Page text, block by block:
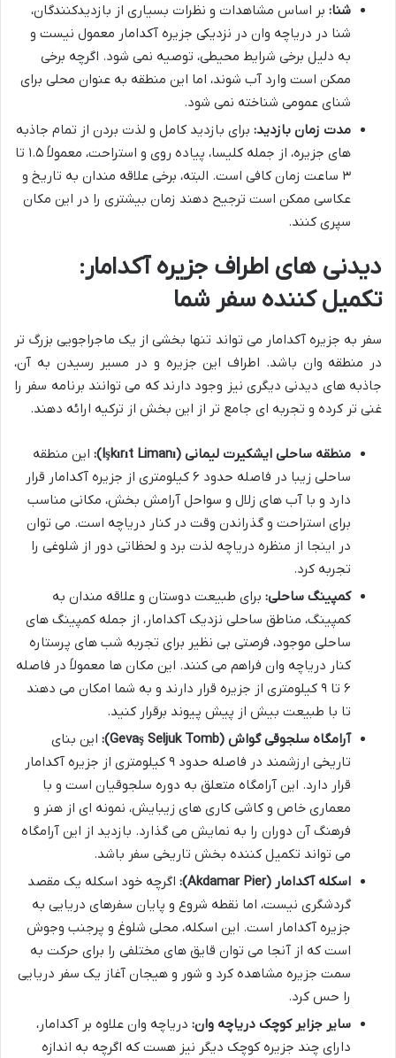
شنا: بر اساس مشاهدات و نظرات بسیاری از بازدیدکنندگان،
شنا در دریاچه وان در نزدیکی جزیره آکدامار معمول نیست و
به دلیل برخی شرایط محیطی، توصیه نمی شود. اگرچه برخی
ممکن است وارد آب شوند، اما این منطقه به عنوان محلی برای
شنای عمومی شناخته نمی شود.
مدت زمان بازدید: برای بازدید کامل و لذت بردن از تمام جاذبه
های جزیره، از جمله کلیسا، پیاده روی و استراحت، معمولاً ۱.۵ تا
۳ ساعت زمان کافی است. البته، برخی علاقه مندان به تاریخ و
عکاسی ممکن است ترجیح دهند زمان بیشتری را در این مکان
سپری کنند.
دیدنی های اطراف جزیره آکدامار:
تکمیل کننده سفر شما
سفر به جزیره آکدامار می تواند تنها بخشی از یک ماجراجویی بزرگ تر
در منطقه وان باشد. اطراف این جزیره و در مسیر رسیدن به آن،
جاذبه های دیدنی دیگری نیز وجود دارند که می توانند برنامه سفر را
غنی تر کرده و تجربه ای جامع تر از این بخش از ترکیه ارائه دهند.
منطقه ساحلی ایشکیرت لیمانی (Işkırıt Limanı):
این منطقه
ساحلی زیبا در فاصله حدود ۶ کیلومتری از جزیره آکدامار قرار
دارد و با آب های زلال و سواحل آرامش بخش، مکانی مناسب
برای استراحت و گذراندن وقت در کنار دریاچه است. می توان
در اینجا از منظره دریاچه لذت برد و لحظاتی دور از شلوغی را
تجربه کرد.
کمپینگ ساحلی: برای طبیعت دوستان و علاقه مندان به
کمپینگ، مناطق ساحلی نزدیک آکدامار، از جمله کمپینگ های
ساحلی موجود، فرصتی بی نظیر برای تجربه شب های پرستاره
کنار دریاچه وان فراهم می کنند. این مکان ها معمولاً در فاصله
۶ تا ۹ کیلومتری از جزیره قرار دارند و به شما امکان می دهند
تا با طبیعت بیش از پیش پیوند برقرار کنید.
آرامگاه سلجوقی گواش (Gevaş Seljuk Tomb):
این بنای
تاریخی ارزشمند در فاصله حدود ۹ کیلومتری از جزیره آکدامار
قرار دارد. این آرامگاه متعلق به دوره سلجوقیان است و با
معماری خاص و کاشی کاری های زیبایش، نمونه ای از هنر و
فرهنگ آن دوران را به نمایش می گذارد. بازدید از این آرامگاه
می تواند تکمیل کننده بخش تاریخی سفر باشد.
اسکله آکدامار (Akdamar Pier):
اگرچه خود اسکله یک مقصد
گردشگری نیست، اما نقطه شروع و پایان سفرهای دریایی به
جزیره آکدامار است. این اسکله، محلی شلوغ و پرجنب وجوش
است که از آنجا می توان قایق های مختلفی را برای حرکت به
سمت جزیره مشاهده کرد و شور و هیجان آغاز یک سفر دریایی
را حس کرد.
سایر جزایر کوچک دریاچه وان: دریاچه وان علاوه بر آکدامار،
دارای چند جزیره کوچک دیگر نیز هست که اگرچه به اندازه